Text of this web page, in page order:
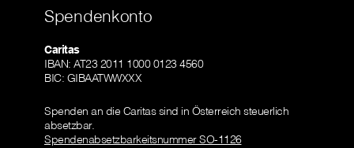
Spendenkonto
Caritas
IBAN: AT23 2011 1000 0123 4560
BIC: GIBAATWWXXX
Spenden an die Caritas sind in Österreich steuerlich
absetzbar.
Spendenabsetzbarkeitsnummer SO-1126